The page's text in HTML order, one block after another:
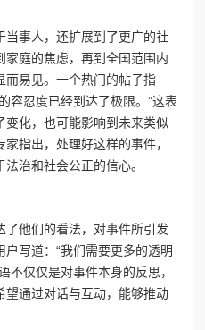
事人，还扩展到了更广的社
庭的焦虑，再到全国范围内
而易见。一个热门的帖子指
容忍度已经到达了极限。”这表
变化，也可能影响到未来类似
指出，处理好这样的事件，
治和社会公正的信心。
他们的看法，对事件所引发
写道：“我们需要更多的透明
不仅仅是对事件本身的反思，
望通过对话与互动，能够推动